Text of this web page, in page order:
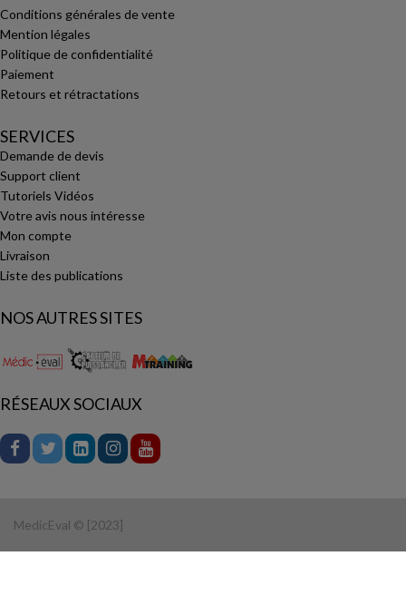
Conditions générales de vente
Mention légales
Politique de confidentialité
Paiement
Retours et rétractations
SERVICES
Demande de devis
Support client
Tutoriels Vidéos
Votre avis nous intéresse
Mon compte
Livraison
Liste des publications
NOS AUTRES SITES
RÉSEAUX SOCIAUX
MedicEval © [2023]